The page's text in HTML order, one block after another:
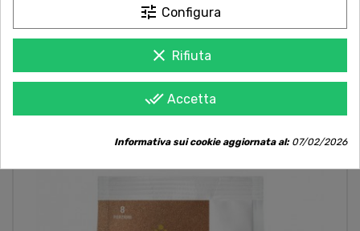
qualsiasi informazione.
POTREBBE PIACERTI ANCHE
tune Configura
clear Rifiuta
done_all Accetta
Informativa sui cookie aggiornata al:07/02/2026